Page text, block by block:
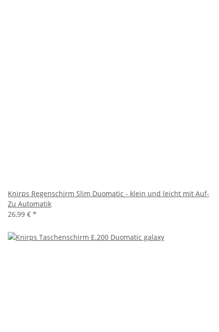
Knirps Regenschirm Slim Duomatic - klein und leicht mit Auf-
Zu Automatik
26,99 € *